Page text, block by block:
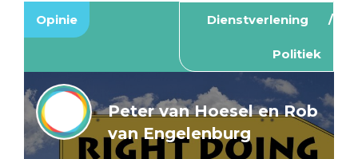
Opinie Dienstverlening
Politiek
Peter van Hoesel en Rob
van Engelenburg